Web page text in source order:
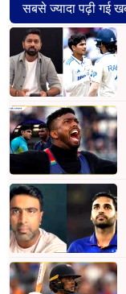
सबसे ज्यादा पढ़ी गई